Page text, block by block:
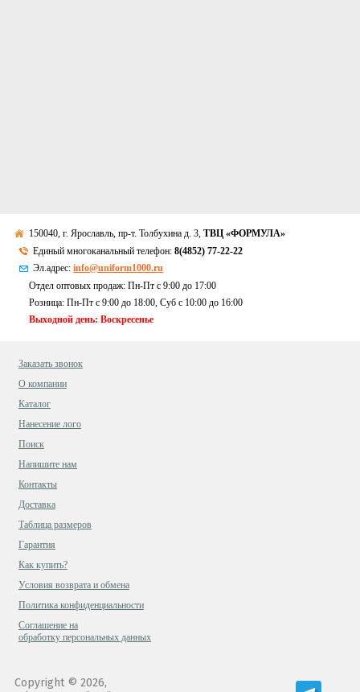
150040, г. Ярославль, пр-т. Толбухина д. 3,ТВЦ «ФОРМУЛА»
Единый многоканальный телефон:8(4852) 77-22-22
Эл.адрес:info@uniform1000.ru
Отдел оптовых продаж: Пн-Пт с 9:00 до 17:00
Розница: Пн-Пт с 9:00 до 18:00, Суб c 10:00 до 16:00
Выходной день: Воскресенье
Заказать звонок
О компании
Каталог
Нанесение лого
Поиск
Напишите нам
Контакты
Доставка
Таблица размеров
Гарантия
Как купить?
Условия возврата и обмена
Политика конфиденциальности
Cоглашение на
обработку персональных данных
Copyright © 2026,